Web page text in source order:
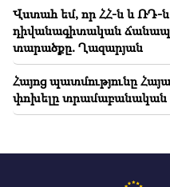
Վստահ եմ, որ ՀՀ-ն և ՌԴ-ն
դիվանագիտական
տարածքը. Ղազարյան
Հայոց պատմությունը
փոխելը տրամաբանական